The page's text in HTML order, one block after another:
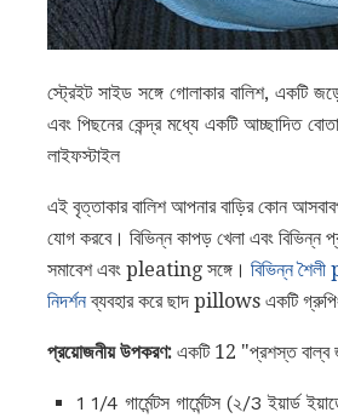
স্ট্রেইট সাইড সঙ্গে গোলাকার বালিশ, একটি
এবং পিছনের কেন্দ্র মধ্যে একটি আচ্ছাদিত
লাইফস্টাইল
এই বৃত্তাকার বালিশ আপনার বাড়ির কোন
যোগ করবে। বিভিন্ন কাপড় খেলা এবং বিভিন্ন
সমাবেশ এবং pleating সঙ্গে। বিভিন্ন
নিদর্শনব্যবহার করে ছাদ pillows একটি
প্রয়োজনীয় উপকরণ: একটি 12 "প্রশস্ত বাল্ব
1 1/4 গার্মেন্টস গার্মেন্টস (২/3 ইয়ার্ড